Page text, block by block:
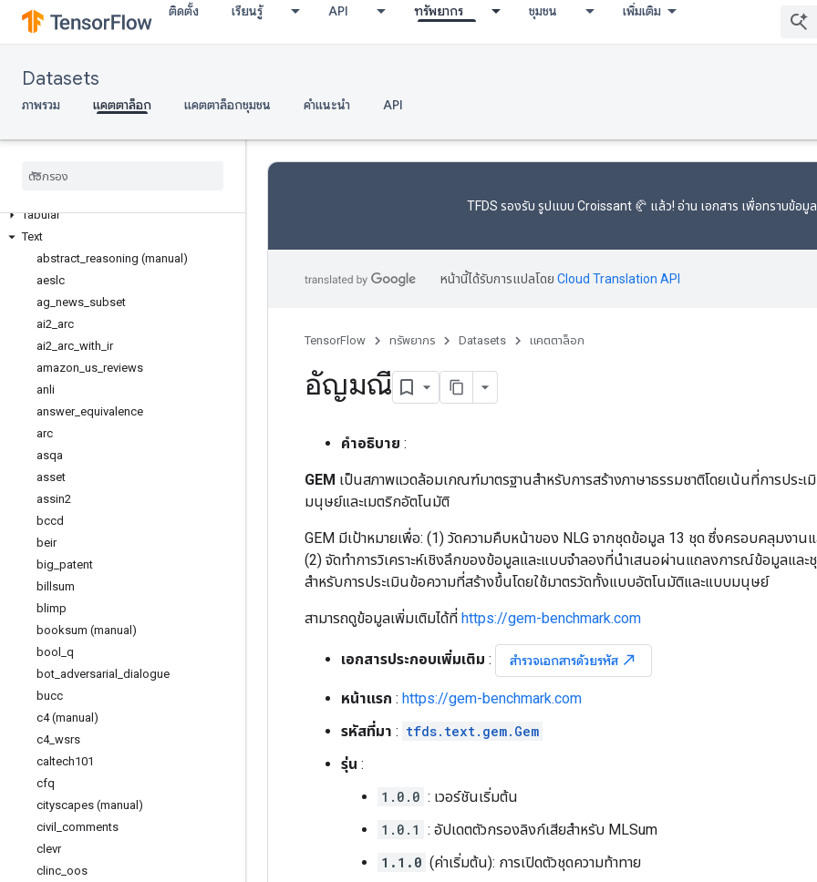
ติดตั้ง เรียนรู้ API ทรัพยากร ชุมชน เพิ่มเติม
Datasets
ภาพรวม แคตตาล็อก แคตตาล็อกชุมชน คำแนะนำ API
Sentiment analysis
Sequence modeling
Sequence to sequence language
modeling
Speech
Summarization
Tabular
Text
abstract reasoning (manual)
aeslc
ag news subset
ai2 arc
ai2 arc with ir
amazon us reviews
anli
answer_ equivalence
arc
asqa
asset
assin2
bccd
beir
big patent
billsum
blimp
booksum (manual)
bool
q
bot adversarial
dialogue
bucc
c4 (manual)
c4_ wsrs
caltech101
cfq
cityscapes (manual)
civil comments
clevr
clinc oos
TFDS รองรับ รูปแบบ Croissant 🥐 แล้ว! อ่าน เอกสาร เพื่อทราบข้อมู
หน้านี้ได้รับการแปลโดย Cloud Translation API
TensorFlow ทรัพยากร Datasets แคตตาล็อก
อัญมณี
คำอธิบาย :
GEM เป็นสภาพแวดล้อมเกณฑ์มาตรฐานสำหรับการสร้างภาษาธรรมชาติโดยเน้นที่การประ
มนุษย์และเมตริกอัตโนมัติ
GEM มีเป้าหมายเพื่อ: (1) วัดความคืบหน้าของ NLG จากชุดข้อมูล 13 ชุด ซึ่งครอบคลุมงาน
(2) จัดทำการวิเคราะห์เชิงลึกของข้อมูลและแบบจำลองที่นำเสนอผ่านแถลงการณ์ข้อมูลแล
สำหรับการประเมินข้อความที่สร้างขึ้นโดยใช้มาตรวัดทั้งแบบอัตโนมัติและแบบมนุษย์
สามารถดูข้อมูลเพิ่มเติมได้ที่ https://gem-benchmark.com
เอกสารประกอบเพิ่มเติม : สำรวจเอกสารด้วยรหัส north_east
หน้าแรก : https://gem-benchmark.com
รหัสที่มา : tfds.text.gem.Gem
รุ่น :
1.0.0 : เวอร์ชันเริ่มต้น
1.0.1 : อัปเดตตัวกรองลิงก์เสียสำหรับ MLSum
1.1.0 (ค่าเริ่มต้น): การเปิดตัวชุดความท้าทาย